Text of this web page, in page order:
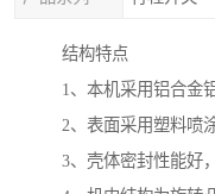
结构特点
1、本机采用铝合金
2、表面采用塑料喷
3、壳体密封性能好